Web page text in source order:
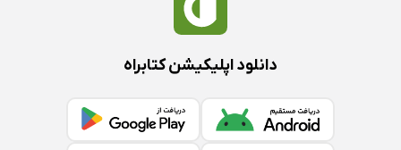
دانلود اپلیکیشن کتابراه